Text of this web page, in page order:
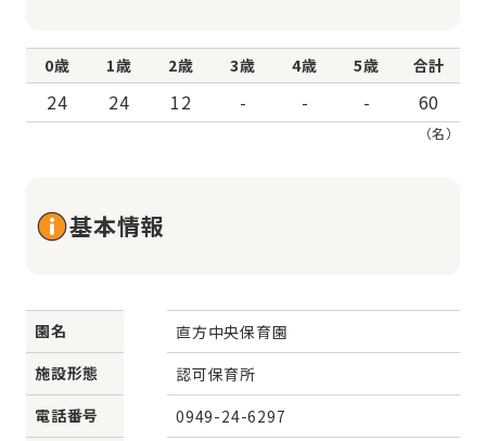
0歳 1歳 2歳 3歳 4歳 5歳 合計
24 24 12 - - - 60
（名）
基本情報
園名
直方中央保育園
施設形態
認可保育所
電話番号
0949-24-6297